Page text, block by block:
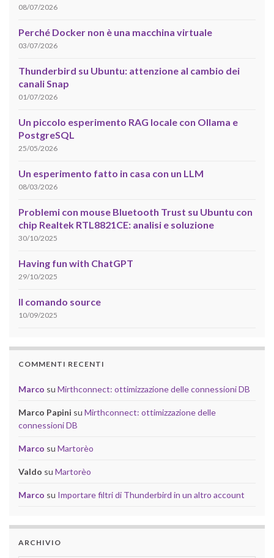
08/07/2026
Perché Docker non è una macchina virtuale
03/07/2026
Thunderbird su Ubuntu: attenzione al cambio dei
canali Snap
01/07/2026
Un piccolo esperimento RAG locale con Ollama e
PostgreSQL
25/05/2026
Un esperimento fatto in casa con un LLM
08/03/2026
Problemi con mouse Bluetooth Trust su Ubuntu con
chip Realtek RTL8821CE: analisi e soluzione
30/10/2025
Having fun with ChatGPT
29/10/2025
Il comando source
10/09/2025
COMMENTI RECENTI
Marco su Mirthconnect: ottimizzazione delle connessioni DB
Marco Papini su Mirthconnect: ottimizzazione delle
connessioni DB
Marco su Martorèo
Valdo su Martorèo
Marco su Importare filtri di Thunderbird in un altro account
ARCHIVIO